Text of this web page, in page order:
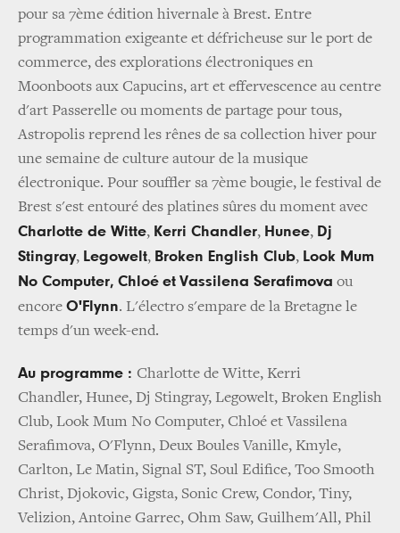
pour sa 7ème édition hivernale à Brest. Entre
programmation exigeante et défricheuse sur le port de
commerce, des explorations électroniques en
Moonboots aux Capucins, art et effervescence au centre
d'art Passerelle ou moments de partage pour tous,
Astropolis reprend les rênes de sa collection hiver pour
une semaine de culture autour de la musique
électronique. Pour souffler sa 7ème bougie, le festival de
Brest s'est entouré des platines sûres du moment avec
Charlotte de Witte, Kerri Chandler, Hunee, Dj
Stingray, Legowelt, Broken English Club, Look Mum
No Computer, Chloé et Vassilena Serafimova ou
encore O'Flynn. L'électro s'empare de la Bretagne le
temps d'un week-end.
Au programme : Charlotte de Witte, Kerri
Chandler, Hunee, Dj Stingray, Legowelt, Broken English
Club, Look Mum No Computer, Chloé et Vassilena
Serafimova, O'Flynn, Deux Boules Vanille, Kmyle,
Carlton, Le Matin, Signal ST, Soul Edifice, Too Smooth
Christ, Djokovic, Gigsta, Sonic Crew, Condor, Tiny,
Velizion, Antoine Garrec, Ohm Saw, Guilhem'All, Phil